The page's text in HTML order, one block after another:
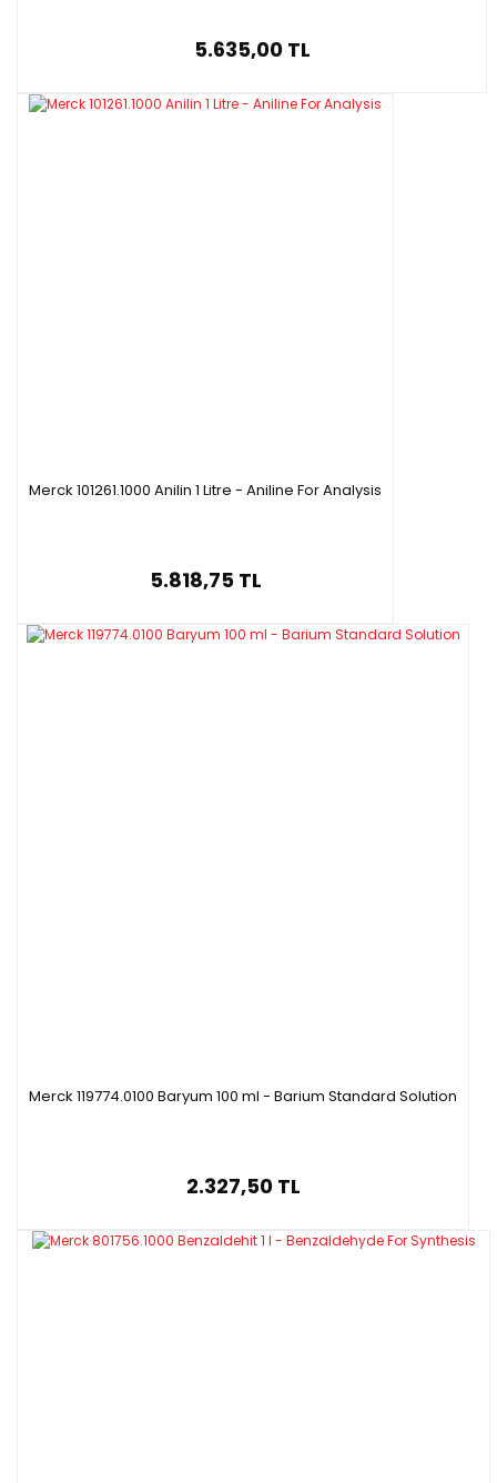
5.635,00 TL
Merck 101261.1000 Anilin 1 Litre - Aniline For Analysis
5.818,75 TL
Merck 119774.0100 Baryum 100 ml - Barium Standard Solution
2.327,50 TL